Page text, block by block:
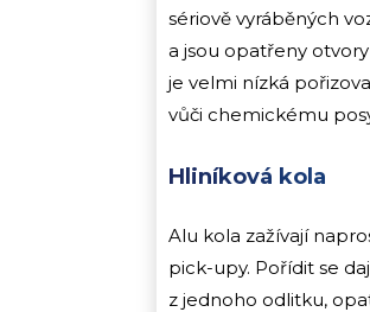
sériově vyráběných
a jsou opatřeny
je velmi nízká
vůči chemickému
Hliníková kola
Alu kola zažívají
pick-upy. Pořídit se
z jednoho odlitku,